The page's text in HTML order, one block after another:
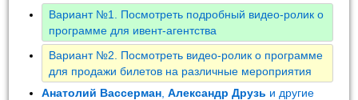
Вариант №1. Посмотреть подробный видео-ролик о
программе для ивент-агентства
Вариант №2. Посмотреть видео-ролик о программе
для продажи билетов на различные мероприятия
Анатолий Вассерман ,Александр Друзь и другие